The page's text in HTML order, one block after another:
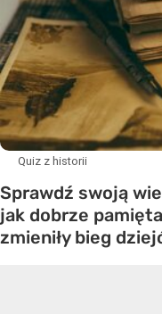
Quiz z historii
Sprawdź swoją
jak dobrze
zmieniły bieg